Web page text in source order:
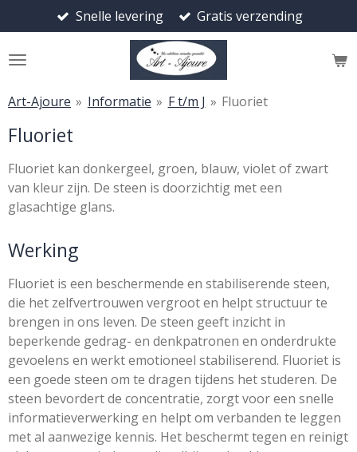
direct
naar
Snelle levering Gratis verzending
Art-Ajoure » Informatie » F t/m J » Fluoriet
Fluoriet
Fluoriet kan donkergeel, groen, blauw, violet of zwart
van kleur zijn. De steen is doorzichtig met een
glasachtige glans.
Werking
Fluoriet is een beschermende en stabiliserende steen,
die het zelfvertrouwen vergroot en helpt structuur te
brengen in ons leven. De steen geeft inzicht in
beperkende gedrag- en denkpatronen en onderdrukte
gevoelens en werkt emotioneel stabiliserend. Fluoriet is
een goede steen om te dragen tijdens het studeren. De
steen bevordert de concentratie, zorgt voor een snelle
informatieverwerking en helpt om verbanden te leggen
met al aanwezige kennis. Het beschermt tegen en reinigt